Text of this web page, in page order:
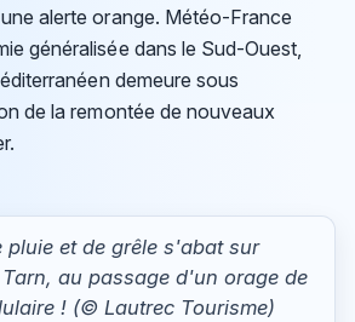
alerte orange. Météo-France
généralisée dans le Sud-Ouest,
demeure sous
de la remontée de nouveaux
et de grêle s'abat sur
au passage d'un orage de
! (© Lautrec Tourisme)